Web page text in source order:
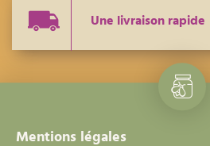
Une livraison rapide
Mentions légales